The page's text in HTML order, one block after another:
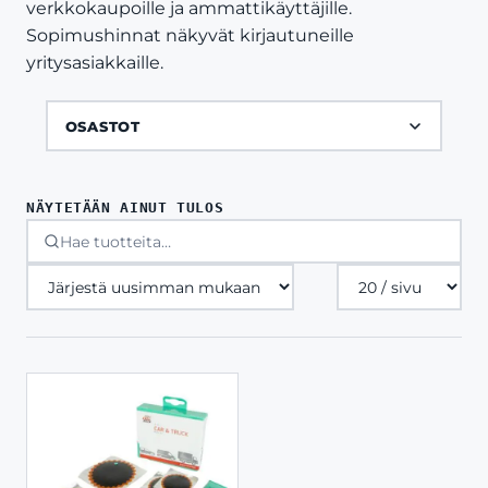
verkkokaupoille ja ammattikäyttäjille.
Sopimushinnat näkyvät kirjautuneille
yritysasiakkaille.
OSASTOT
NÄYTETÄÄN AINUT TULOS
Tuotteita
sivulla